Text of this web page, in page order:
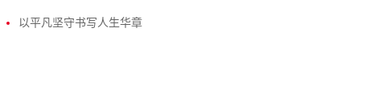
以平凡坚守书写人生华章